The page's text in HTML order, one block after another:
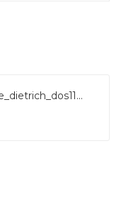
instr_dukhovoy_shkaf_de_dietrich_dos1180gx